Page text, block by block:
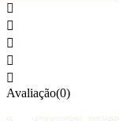





Avaliação(0)